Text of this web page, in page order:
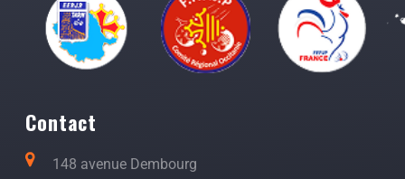
Contact
148 avenue Dembourg